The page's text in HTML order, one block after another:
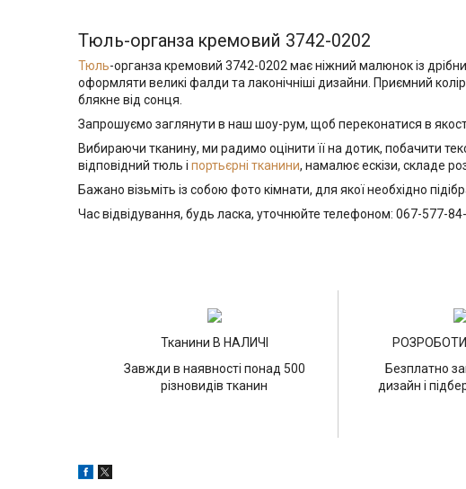
Тюль-органза кремовий 3742-0202
Тюль-органза кремовий 3742-0202 має ніжний малюнок із
оформляти великі фалди та лаконічніші дизайни. Приємний
блякне від сонця.
Запрошуємо заглянути в наш шоу-рум, щоб переконатися в якості
Вибираючи тканину, ми радимо оцінити її на дотик, побачити
відповідний тюль і портьєрні тканини, намалює ескізи, складе
Бажано візьміть із собою фото кімнати, для якої необхідно
Час відвідування, будь ласка, уточнюйте телефоном: 067-577-
Тканини В НАЛИЧІ
Завжди в наявності понад 500
різновидів тканин
Безплатно
дизайн і